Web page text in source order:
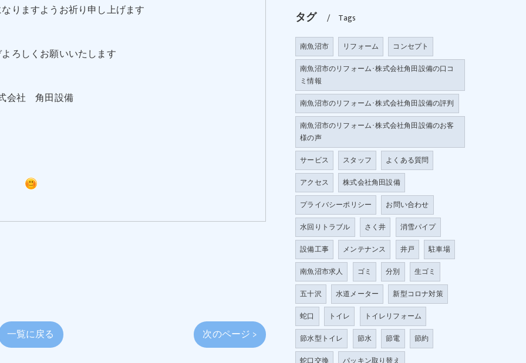
りますようお祈り申し上げます
ろしくお願いいたします
会社 角田設備
一覧に戻る 次のページ >
タグ Tags
南魚沼市 リフォーム
コンセプト
南魚沼市のリフォーム･株式会社角田設備の口コ
ミ情報
南魚沼市のリフォーム･株式会社角田設備の評判
南魚沼市のリフォーム･株式会社角田設備のお客
様の声
サービス
スタッフ
よくある質問
アクセス
株式会社角田設備
プライバシーポリシー
お問い合わせ
水回りトラブル
さく井
消雪パイプ
設備工事
メンテナンス 井戸
駐車場
南魚沼市求人
ゴミ 分別
生ゴミ
五十沢
水道メーター
新型コロナ対策
蛇口
トイレ
トイレリフォーム
節水型トイレ
節水 節電
節約
蛇口交換
パッキン取り替え